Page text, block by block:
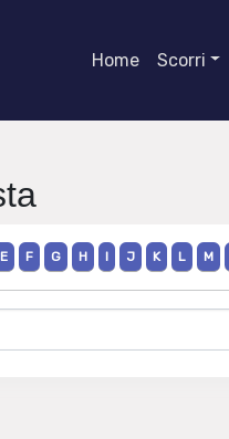
Home Scorri
E F G H I J K L M